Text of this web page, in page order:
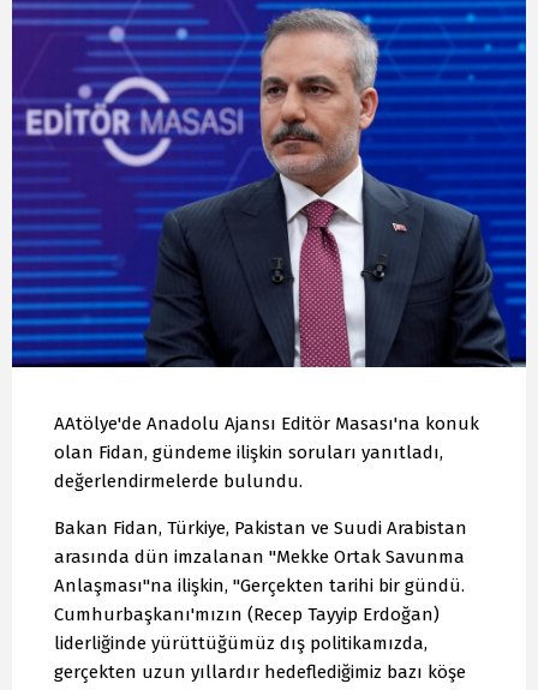
AAtölye'de Anadolu Ajansı Editör Masası'na konuk
olan Fidan, gündeme ilişkin soruları yanıtladı,
değerlendirmelerde bulundu.
Bakan Fidan, Türkiye, Pakistan ve Suudi Arabistan
arasında dün imzalanan "Mekke Ortak Savunma
Anlaşması"na ilişkin, "Gerçekten tarihi bir gündü.
Cumhurbaşkanı'mızın (Recep Tayyip Erdoğan)
liderliğinde yürüttüğümüz dış politikamızda,
gerçekten uzun yıllardır hedeflediğimiz bazı köşe